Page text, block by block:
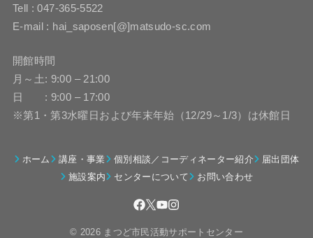
Tell : 047-365-5522
E-mail : hai_saposen[@]matsudo-sc.com
開館時間
月～土: 9:00 – 21:00
日 : 9:00 – 17:00
※第1・第3水曜日および年末年始（12/29～1/3）は休館日
ホーム 講座・事業 個別相談／コーディネーター紹介
届出団体
施設案内
センターについて お問い合わせ
© 2026 まつど市民活動サポートセンター